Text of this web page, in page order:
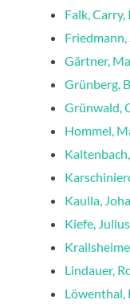
Falk,
Friedmann,
Gärtner,
Grünberg,
Grünwald,
Hommel,
Kaulla,
Kiefe, Julius
Lindauer,
Löwenthal,